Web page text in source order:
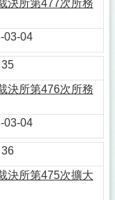
決所第477次所務
03-04
35
決所第476次所務
03-04
36
決所第475次擴大